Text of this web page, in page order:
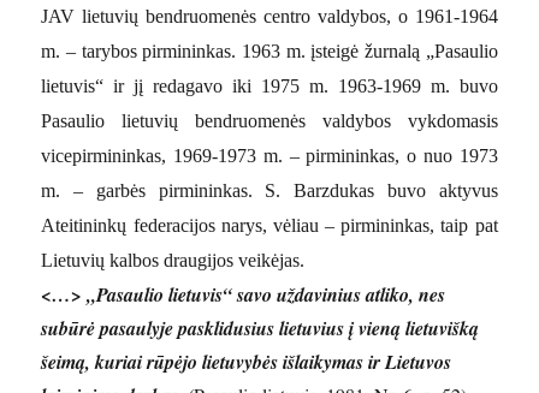
JAV lietuvių bendruomenės centro valdybos, o 1961-1964
m. – tarybos pirmininkas. 1963 m. įsteigė žurnalą „Pasaulio
lietuvis“ ir jį redagavo iki 1975 m. 1963-1969 m. buvo
Pasaulio lietuvių bendruomenės valdybos vykdomasis
vicepirmininkas, 1969-1973 m. – pirmininkas, o nuo 1973
m. – garbės pirmininkas. S. Barzdukas buvo aktyvus
Ateitininkų federacijos narys, vėliau – pirmininkas, taip pat
Lietuvių kalbos draugijos veikėjas.
<…> „Pasaulio lietuvis“ savo uždavinius atliko, nes
subūrė pasaulyje pasklidusius lietuvius į vieną lietuvišką
šeimą, kuriai rūpėjo lietuvybės išlaikymas ir Lietuvos